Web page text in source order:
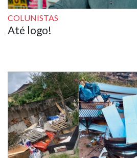
COLUNISTAS
Até logo!